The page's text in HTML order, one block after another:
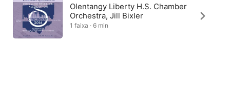
Olentangy Liberty H.S. Chamber
Orchestra, Jill Bixler
1 faixa · 6 min